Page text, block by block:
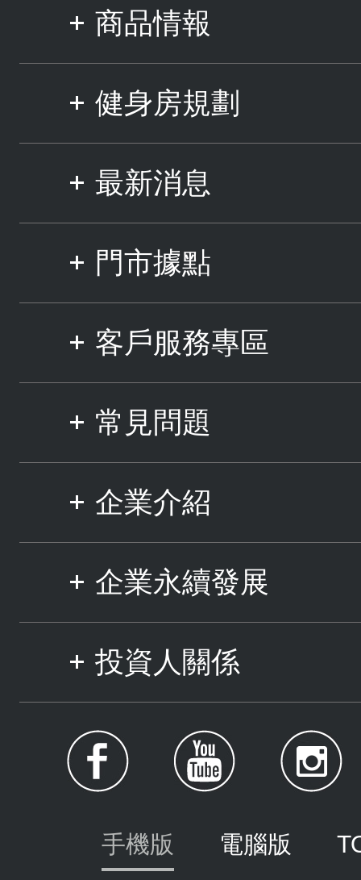
商品情報
健身房規劃
最新消息
門市據點
客戶服務專區
常見問題
企業介紹
企業永續發展
投資人關係
手機版 電腦版